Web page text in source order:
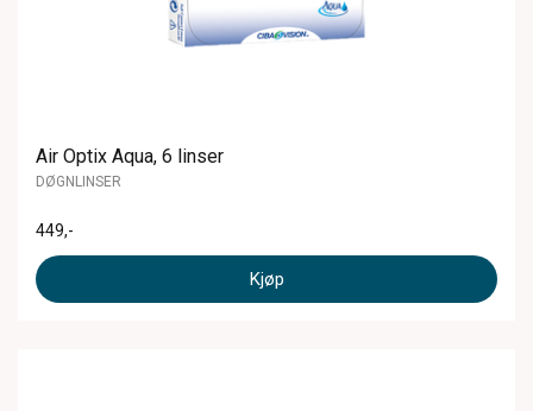
Air Optix Aqua, 6 linser
DØGNLINSER
449,-
Kjøp